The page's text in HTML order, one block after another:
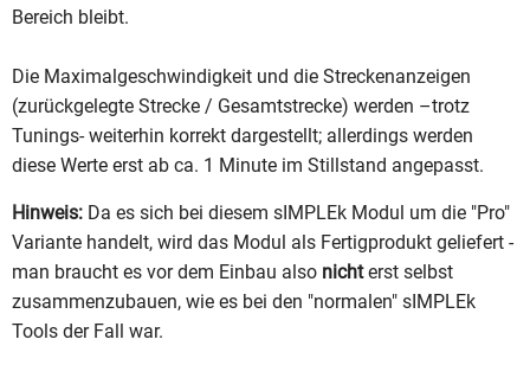
Bereich bleibt.
Die Maximalgeschwindigkeit und die Streckenanzeigen
(zurückgelegte Strecke / Gesamtstrecke) werden –trotz
Tunings- weiterhin korrekt dargestellt; allerdings werden
diese Werte erst ab ca. 1 Minute im Stillstand angepasst.
Hinweis: Da es sich bei diesem sIMPLEk Modul um die "Pro"
Variante handelt, wird das Modul als Fertigprodukt geliefert -
man braucht es vor dem Einbau also nichterst selbst
zusammenzubauen, wie es bei den "normalen" sIMPLEk
Tools der Fall war.